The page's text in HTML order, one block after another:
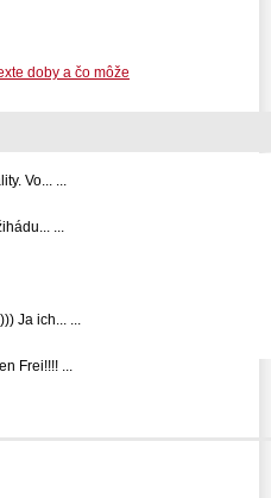
doby a čo môže
Vo... ...
...
Ja ich... ...
Frei!!!! ...